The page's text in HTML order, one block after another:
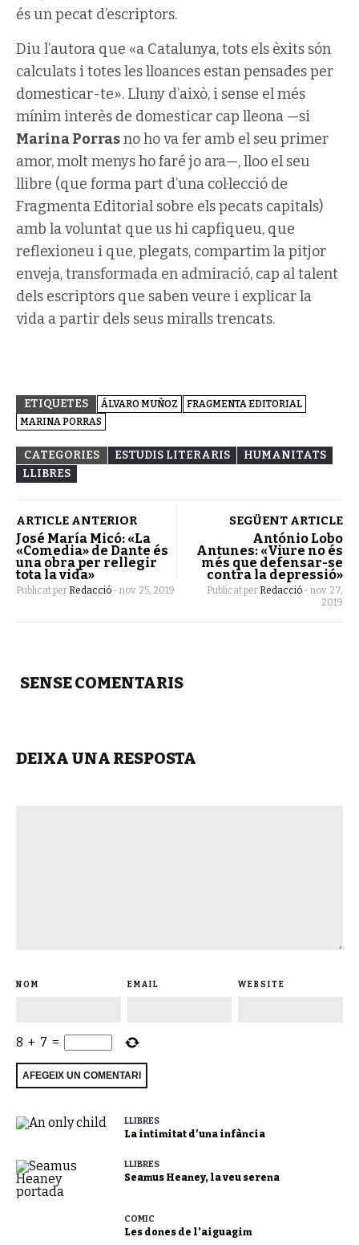
és un pecat d’escriptors.
Diu l’autora que «a Catalunya, tots els èxits són
calculats i totes les lloances estan pensades per
domesticar-te». Lluny d’això, i sense el més
mínim interès de domesticar cap lleona —si
Marina Porrasno ho va fer amb el seu primer
amor, molt menys ho faré jo ara—, lloo el seu
llibre (que forma part d’una col·lecció de
Fragmenta Editorial sobre els pecats capitals)
amb la voluntat que us hi capfiqueu, que
reflexioneu i que, plegats, compartim la pitjor
enveja, transformada en admiració, cap al talent
dels escriptors que saben veure i explicar la
vida a partir dels seus miralls trencats.
ETIQUETES ÁLVARO MUÑOZ
FRAGMENTA EDITORIAL
MARINA PORRAS
CATEGORIES ESTUDIS LITERARIS
HUMANITATS
LLIBRES
ARTICLE ANTERIOR
José María Micó: «La
«Comedia» de Dante és
una obra per rellegir
tota la vida»
Publicat per Redacció - nov. 25, 2019
SEGÜENT ARTICLE
António Lobo
Antunes: «Viure no és
més que defensar-se
contra la depressió»
Publicat per Redacció - nov. 27,
2019
SENSE COMENTARIS
DEIXA UNA RESPOSTA
NOM EMAIL WEBSITE
8 + 7 =
LLIBRES
La intimitat d’una infància
LLIBRES
Seamus Heaney, la veu serena
CÒMIC
Les dones de l’aiguagim